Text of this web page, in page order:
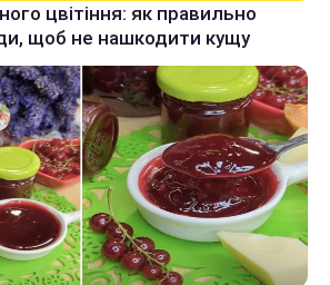
цвітіння: як правильно
щоб не нашкодити кущу